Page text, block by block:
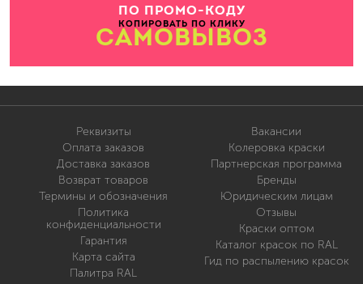
ПО ПРОМО-КОДУ
КОПИРОВАТЬ ПО КЛИКУ
САМОВЫВОЗ
Реквизиты
Оплата заказов
Доставка заказов
Возврат товаров
Термины и обозначения
Политика
конфиденциальности
Гарантия
Карта сайта
Палитра RAL
Вакансии
Колеровка краски
Партнерская программа
Бренды
Юридическим лицам
Отзывы
Краски оптом
Каталог красок по RAL
Гид по распылению красок